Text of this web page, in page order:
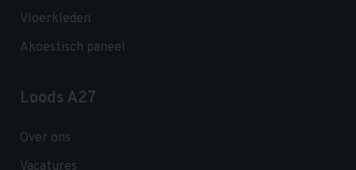
Vloerkleden
Akoestisch paneel
Loods A27
Over ons